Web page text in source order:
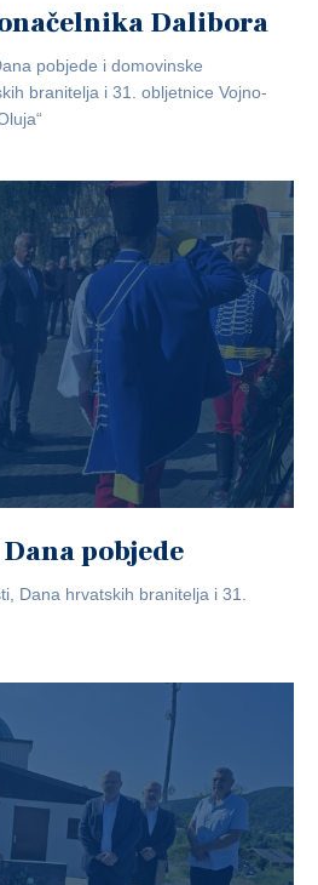
Dalibora
pobjede i domovinske
branitelja i 31. obljetnice Vojno-
pobjede
Dana hrvatskih branitelja i 31.